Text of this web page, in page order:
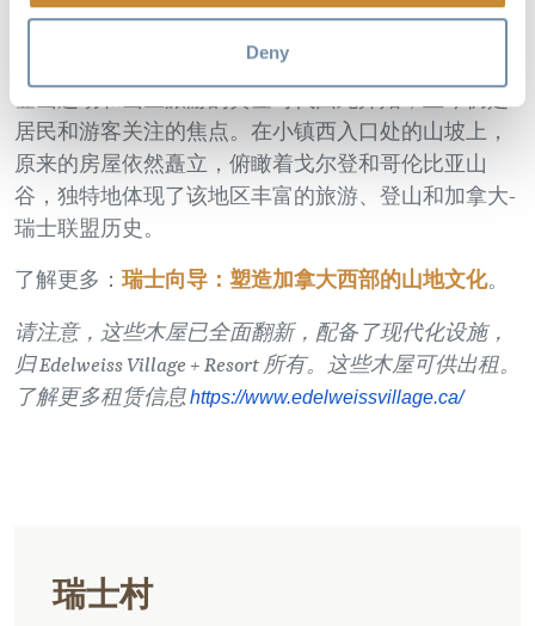
Deny
了让游客有宾至如归的感觉，CPR 建造了六座瑞士风
格的小木屋，并将他们的成就称为 Edelweiss Village。
居民和游客关注的焦点。在小镇西入口处的山坡上，
原来的房屋依然矗立，俯瞰着戈尔登和哥伦比亚山
谷，独特地体现了该地区丰富的旅游、登山和加拿大-
瑞士联盟历史。
了解更多： 瑞士向导：塑造加拿大西部的山地文化。
请注意，这些木屋已全面翻新，配备了现代化设施，
归 Edelweiss Village + Resort 所有。这些木屋可供出租。
了解更多租赁信息https://www.edelweissvillage.ca/
瑞士村